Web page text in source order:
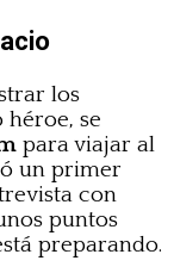
los
se
para viajar al
un primer
con
puntos
preparando.